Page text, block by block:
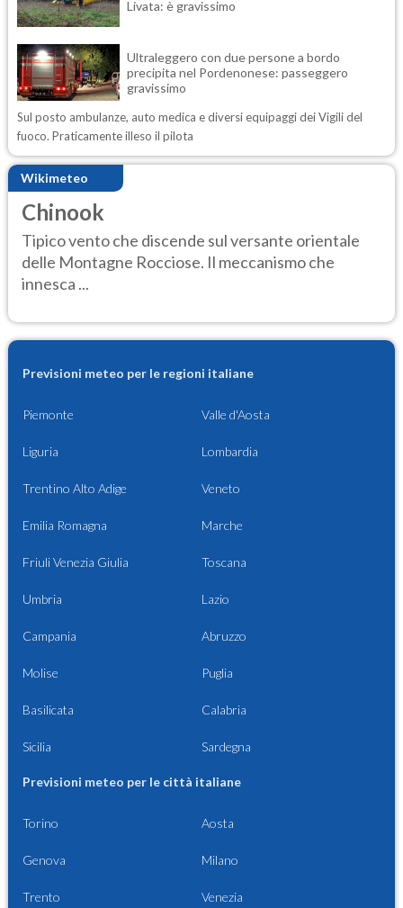
Livata: è gravissimo
Ultraleggero con due persone a bordo
precipita nel Pordenonese: passeggero
gravissimo
Sul posto ambulanze, auto medica e diversi equipaggi dei Vigili del
fuoco. Praticamente illeso il pilota
Wikimeteo
Chinook
Tipico vento che discende sul versante orientale
delle Montagne Rocciose. Il meccanismo che
innesca ...
Previsioni meteo per le regioni italiane
Piemonte Valle d'Aosta
Liguria Lombardia
Trentino Alto Adige Veneto
Emilia Romagna Marche
Friuli Venezia Giulia Toscana
Umbria Lazio
Campania Abruzzo
Molise Puglia
Basilicata Calabria
Sicilia Sardegna
Previsioni meteo per le città italiane
Torino Aosta
Genova Milano
Trento Venezia